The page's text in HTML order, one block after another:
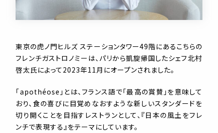
東京の虎ノ門ヒルズ ステーションタワー49階にあるこちらの
フレンチガストロノミーは、パリから凱旋帰国したシェフ北村
啓太氏によって2023年11月にオープンされました。
「apothéose」とは、フランス語で「最高の賞賛」を意味して
おり、食の喜びに目覚めなおすような新しいスタンダードを
切り開くことを目指すレストランとして、『日本の風土をフレ
ンチで表現する』をテーマにしています。